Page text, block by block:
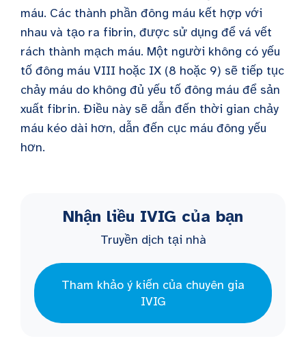
máu. Các thành phần đông máu kết hợp với
nhau và tạo ra fibrin, được sử dụng để vá vết
rách thành mạch máu. Một người không có yếu
tố đông máu VIII hoặc IX (8 hoặc 9) sẽ tiếp tục
chảy máu do không đủ yếu tố đông máu để sản
xuất fibrin. Điều này sẽ dẫn đến thời gian chảy
máu kéo dài hơn, dẫn đến cục máu đông yếu
hơn.
Nhận liều IVIG của bạn
Truyền dịch tại nhà
Tham khảo ý kiến của chuyên gia
IVIG